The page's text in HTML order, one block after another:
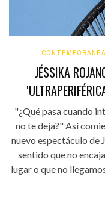
CONTEMPORÁNEA
JÉSSIKA
"¿Qué pasa cuando
no te deja?" Así
nuevo espectáculo de
sentido que no
lugar o que no